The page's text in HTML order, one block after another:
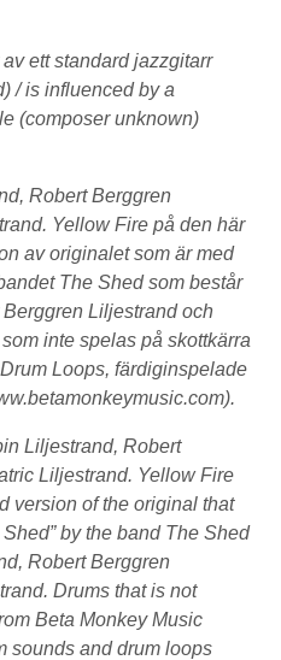
ett standard jazzgitarr
/ is influenced by a
(composer unknown)
Robert Berggren
Yellow Fire på den här
av originalet som är med
The Shed som består
Liljestrand och
inte spelas på skottkärra
Loops, färdiginspelade
Liljestrand, Robert
Liljestrand. Yellow Fire
version of the original that
by the band The Shed
Robert Berggren
Drums that is not
Beta Monkey Music
sounds and drum loops